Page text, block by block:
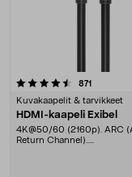
871
Kuvakaapelit & tarvikkeet
HDMI-kaapeli Exibel
4K@50/60 (2160p). ARC
Return Channel).....
4.5 viidestä tähdestä